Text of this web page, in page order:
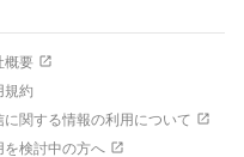
概要
規約
に関する情報の利用について
を検討中の方へ